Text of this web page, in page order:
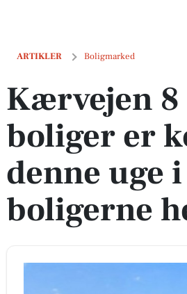
ARTIKLER Boligmarked
Kærvejen 8 og 1 anden boliger er
Kærvejen 8
boliger er
denne uge
boligerne